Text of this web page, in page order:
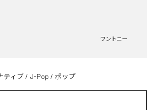
ワントニー
ティブ / J-Pop / ポップ